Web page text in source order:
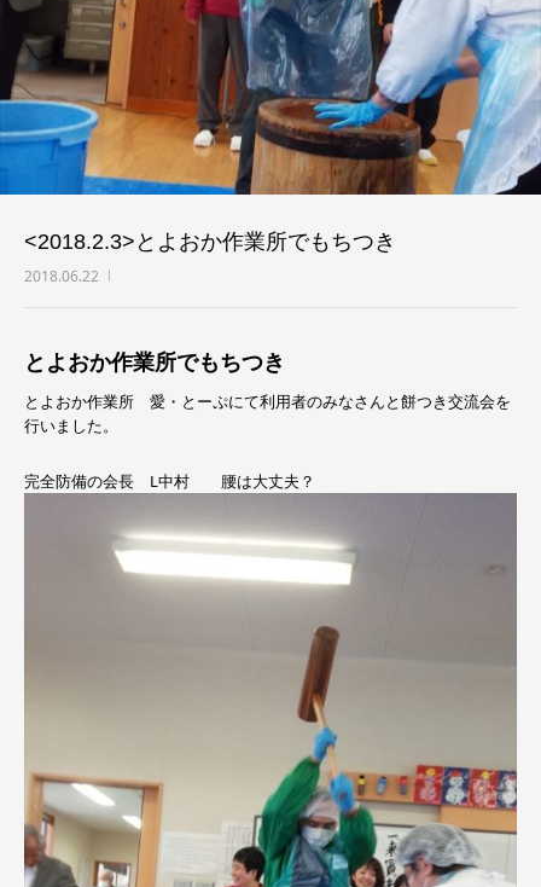
<2018.2.3>とよおか作業所でもちつき
2018.06.22
とよおか作業所でもちつき
とよおか作業所 愛・とーぷにて利用者のみなさんと餅つき交流会を
行いました。
完全防備の会長 L中村 腰は大丈夫？